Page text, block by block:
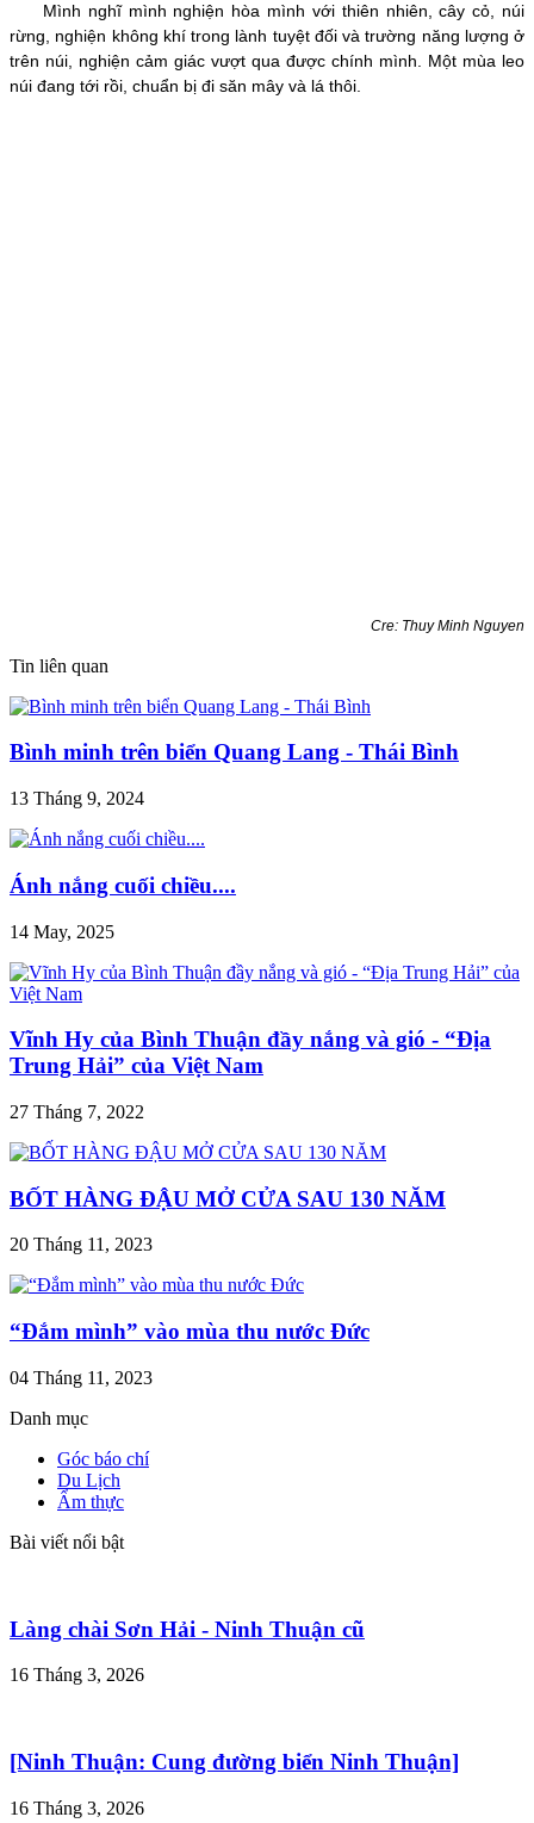
Mình nghĩ mình nghiện hòa mình với thiên nhiên, cây cỏ, núi
rừng, nghiện không khí trong lành tuyệt đối và trường năng lượng ở
trên núi, nghiện cảm giác vượt qua được chính mình. Một mùa leo
núi đang tới rồi, chuẩn bị đi săn mây và lá thôi.
Cre: Thuy Minh Nguyen
Tin liên quan
Bình minh trên biển Quang Lang - Thái Bình
13 Tháng 9, 2024
Ánh nắng cuối chiều....
14 May, 2025
Vĩnh Hy của Bình Thuận đầy nắng và gió - “Địa
Trung Hải” của Việt Nam
27 Tháng 7, 2022
BỐT HÀNG ĐẬU MỞ CỬA SAU 130 NĂM
20 Tháng 11, 2023
“Đắm mình” vào mùa thu nước Đức
04 Tháng 11, 2023
Danh mục
Góc báo chí
Du Lịch
Ẩm thực
Bài viết nổi bật
Làng chài Sơn Hải - Ninh Thuận cũ
16 Tháng 3, 2026
[Ninh Thuận: Cung đường biển Ninh Thuận]
16 Tháng 3, 2026